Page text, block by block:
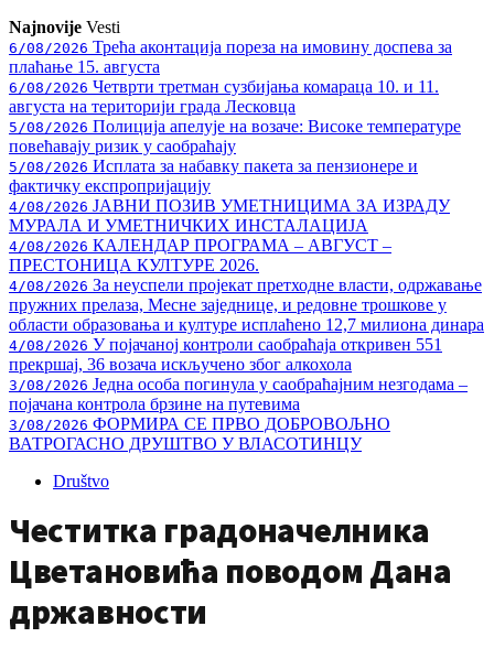
Najnovije Vesti
6/08/2026 Трећа аконтација пореза на имовину доспева за
плаћање 15. августа
6/08/2026 Четврти третман сузбијања комараца 10. и 11.
августа на територији града Лесковца
5/08/2026 Полиција апелује на возаче: Високе температуре
повећавају ризик у саобраћају
5/08/2026 Исплата за набавку пакета за пензионере и
фактичку експропријацију
4/08/2026 ЈАВНИ ПОЗИВ УМЕТНИЦИМА ЗА ИЗРАДУ
МУРАЛА И УМЕТНИЧКИХ ИНСТАЛАЦИЈА
4/08/2026 КАЛЕНДАР ПРОГРАМА – АВГУСТ –
ПРЕСТОНИЦА КУЛТУРЕ 2026.
4/08/2026 За неуспели пројекат претходне власти, одржавање
пружних прелаза, Месне заједнице, и редовне трошкове у
области образовања и културе исплаћено 12,7 милиона динара
4/08/2026 У појачаној контроли саобраћаја откривен 551
прекршај, 36 возача искључено због алкохола
3/08/2026 Једна особа погинула у саобраћајним незгодама –
појачана контрола брзине на путевима
3/08/2026 ФОРМИРА СЕ ПРВО ДОБРОВОЉНО
ВАТРОГАСНО ДРУШТВО У ВЛАСОТИНЦУ
Društvo
Честитка градоначелника
Цветановића поводом Дана
државности